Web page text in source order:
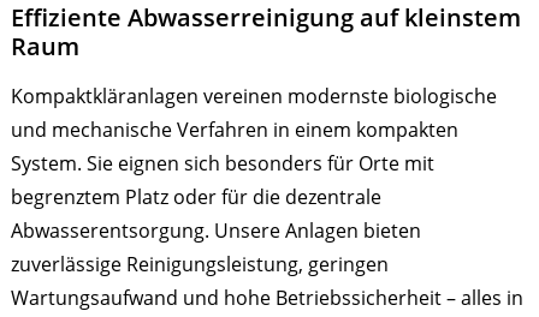
Effiziente Abwasserreinigung auf kleinstem
Raum
Kompaktkläranlagen vereinen modernste biologische
und mechanische Verfahren in einem kompakten
System. Sie eignen sich besonders für Orte mit
begrenztem Platz oder für die dezentrale
Abwasserentsorgung. Unsere Anlagen bieten
zuverlässige Reinigungsleistung, geringen
Wartungsaufwand und hohe Betriebssicherheit – alles in